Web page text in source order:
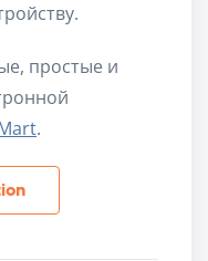
простые и
.